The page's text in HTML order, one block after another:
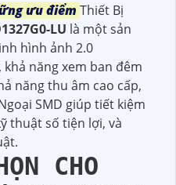
ưu điểm Thiết Bị
LU là một sản
hình ảnh 2.0
khả năng xem ban đêm
năng thu âm cao cấp,
SMD giúp tiết kiệm
thuật số tiện lợi, và
CHO